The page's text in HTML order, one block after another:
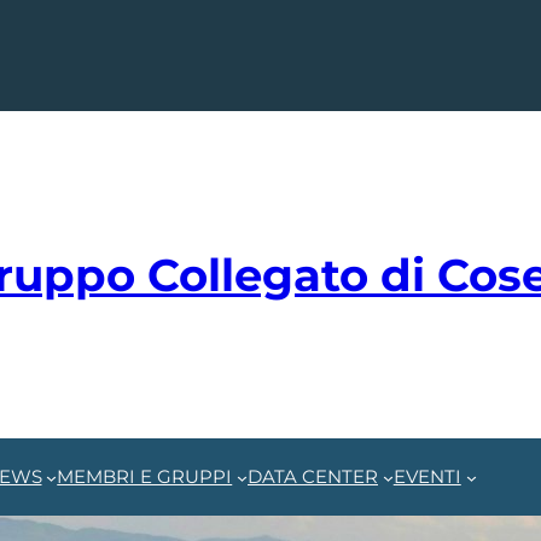
Collegato di
MEMBRI E GRUPPI DATA CENTER EVENTI